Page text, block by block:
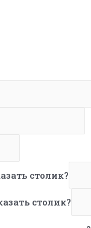
столик?
столик?